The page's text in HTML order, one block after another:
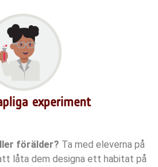
experiment
förälder? Ta med eleverna på
låta dem designa ett habitat på